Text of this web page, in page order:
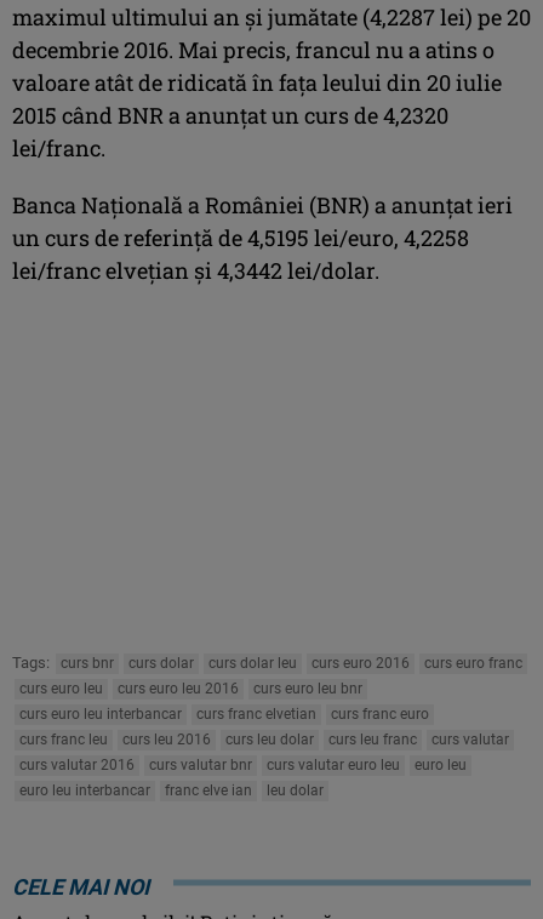
maximul ultimului an şi jumătate (4,2287 lei) pe 20
decembrie 2016. Mai precis, francul nu a atins o
valoare atât de ridicată în faţa leului din 20 iulie
2015 când BNR a anunţat un curs de 4,2320
lei/franc.
Banca Naţională a României (BNR) a anunţat ieri
un curs de referinţă de 4,5195 lei/euro, 4,2258
lei/franc elveţian şi 4,3442 lei/dolar.
Tags: curs bnr curs dolar curs dolar leu curs euro 2016
curs euro franc
curs euro leu
curs euro leu 2016
curs euro leu bnr
curs euro leu interbancar
curs franc elvetian
curs franc euro
curs franc leu
curs leu 2016 curs leu dolar curs leu franc
curs valutar
curs valutar 2016
curs valutar bnr curs valutar euro leu
euro leu
euro leu interbancar
franc elve ian leu dolar
CELE MAI NOI